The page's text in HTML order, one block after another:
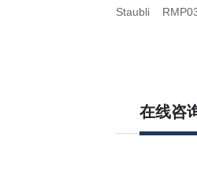
Staubli
在线咨